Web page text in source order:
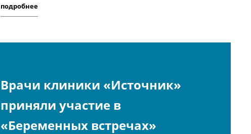
подробнее
Врачи клиники «Источник»
приняли участие в
«Беременных встречах»